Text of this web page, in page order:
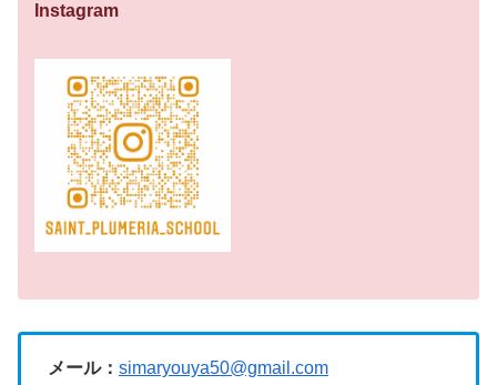
Instagram
メール： simaryouya50@gmail.com